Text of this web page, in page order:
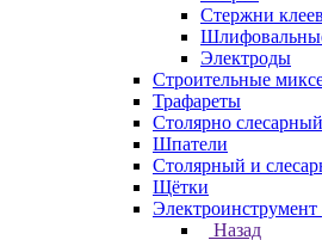
Стержни
Электроды
Строительные
Трафареты
Столярно
Шпатели
Столярный и
Щётки
Электроинструмент
Назад